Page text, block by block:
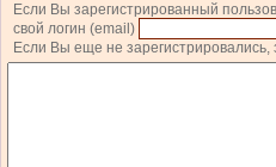
Если Вы зарегистрированный
свой логин (email)
Если Вы еще не зарегистрировались,